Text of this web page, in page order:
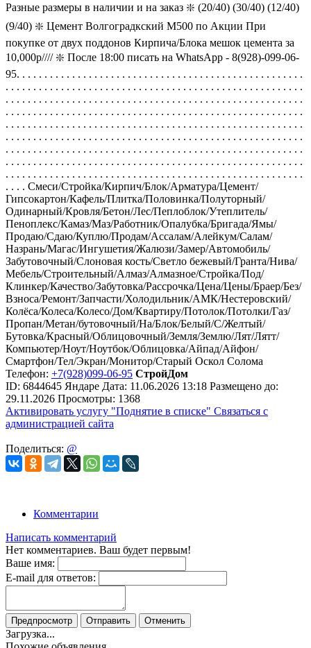
Разные размеры в наличии и на заказ ❇️ (20/40) (30/40) (12/40)
(9/40) ❇️ Цемент Волгоградкский М500 по Акции При
покупке от двух поддонов Кирпича/Блока мешок цемента за
10,000р//// ❇️ После 18:00 писать на WhatsApp - 8(928)-099-06-
95. . . . . . . . . . . . . . . . . . . . . . . . . . . . . . . . . . . . . . . . . . . . . . . . . . . .
. . . . . . . . . . . . . . . . . . . . . . . . . . . . . . . . . . . . . . . . . . . . . . . . . . . . . .
. . . . . . . . . . . . . . . . . . . . . . . . . . . . . . . . . . . . . . . . . . . . . . . . . . . . . .
. . . . . . . . . . . . . . . . . . . . . . . . . . . . . . . . . . . . . . . . . . . . . . . . . . . . . .
. . . . . . . . . . . . . . . . . . . . . . . . . . . . . . . . . . . . . . . . . . . . . . . . . . . . . .
. . . . . . . . . . . . . . . . . . . . . . . . . . . . . . . . . . . . . . . . . . . . . . . . . . . . . .
. . . . . . . . . . . . . . . . . . . . . . . . . . . . . . . . . . . . . . . . . . . . . . . . . . . . . .
. . . . . . . . . . . . . . . . . . . . . . . . . . . . . . . . . . . . . . . . . . . . . . . . . . . . . .
. . . . . . . . . . . . . . . . . . . . . . . . . . . . . . . . . . . . . . . . . . . . . . . . . . . . . .
. . . . Смеси/Стройка/Кирпич/Блок/Арматура/Цемент/
Гипсокартон/Кафель/Плитка/Половинка/Полуторный/
Одинарный/Кровля/Бетон/Лес/Пеплоблок/Утеплитель/
Пеноплекс/Камаз/Маз/Работник/Опалубка/Бригада/Ямы/
Продаю/Сдаю/Куплю/Продам/Ассалам/Алейкум/Салам/
Назрань/Магас/Ингушетия/Жалюзи/Замер/Автомобиль/
Забутовочный/Слоновая кость/Светло бежевый/Гранта/Нива/
Мебель/Строительный/Алмаз/Алмазное/Стройка/Под/
Клинкер/Качество/Забутовка/Рассрочка/Цена/Цены/Браер/Без/
Взноса/Ремонт/Запчасти/Холодильник/АМК/Нестеровский/
Колёса/Колеса/Колесо/Дом/Квартиру/Потолок/Потолки/Газ/
Пропан/Метан/бутовочный/На/Блок/Белый/С/Желтый/
Бутовка/Красный/Облицовочный/Земля/Землю/Лят/Лятт/
Компьютер/Ноут/Ноутбок/Облицовка/Айпад/Айфон/
Смартфон/Тел/Экран/Монитор/Старый Оскол Солома
Телефон: +7(928)099-06-95 СтройДом
ID: 6844645 Яндаре Дата: 11.06.2026 13:18 Размещено до:
29.11.2026 Просмотры: 1368
Активировать услугу "Поднятие в списке" Связаться с
администрацией сайта
Поделиться: @
Комментарии
Написать комментарий
Нет комментариев. Ваш будет первым!
Ваше имя:
E-mail для ответов:
Предпросмотр Отправить Отменить
Загрузка...